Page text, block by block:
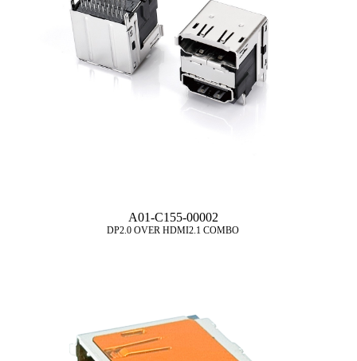
A01-C155-00002
DP2.0 OVER HDMI2.1 COMBO